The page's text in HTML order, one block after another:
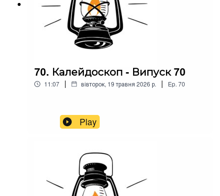
70. Калейдоскоп - Випуск 70
11:07 | вівторок, 19 травня 2026 р. | Ep. 70
Play